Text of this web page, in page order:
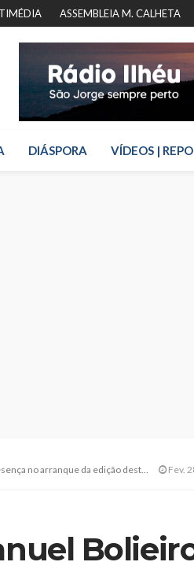
ASSEMBLEIA M. CALHETA
DIÁSPORA VÍDEOS |
arranque da edição deste ano da BTL Fev.